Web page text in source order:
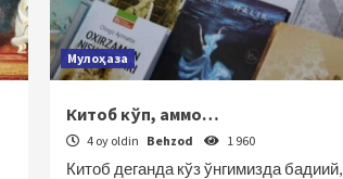
Мулоҳаза
Китоб кўп, аммо…
4 oy oldin Behzod 1 960
Китоб деганда кўз ўнгимизда бадиий,